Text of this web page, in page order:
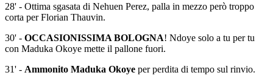
28' - Ottima sgasata di Nehuen Perez, palla in mezzo però troppo
corta per Florian Thauvin.
30' - OCCASIONISSIMA BOLOGNA! Ndoye solo a tu per tu
con Maduka Okoye mette il pallone fuori.
31' - Ammonito Maduka Okoye per perdita di tempo sul rinvio.